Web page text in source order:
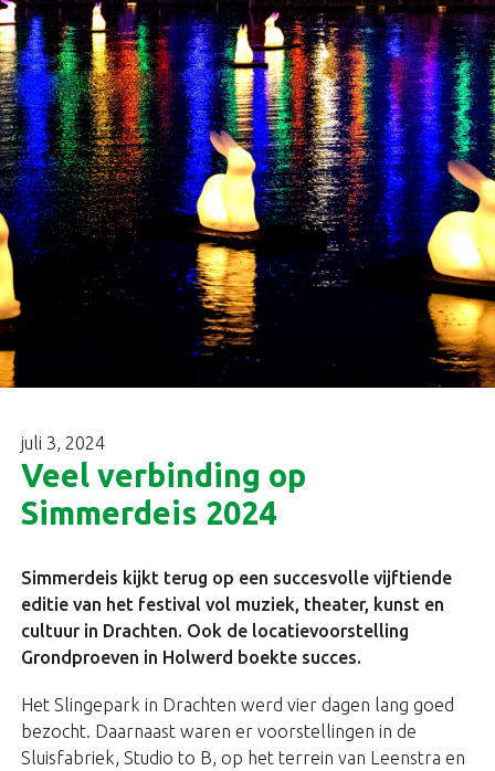
juli 3, 2024
Veel verbinding op
Simmerdeis 2024
Simmerdeis kijkt terug op een succesvolle vijftiende
editie van het festival vol muziek, theater, kunst en
cultuur in Drachten. Ook de locatievoorstelling
Grondproeven in Holwerd boekte succes.
Het Slingepark in Drachten werd vier dagen lang goed
bezocht. Daarnaast waren er voorstellingen in de
Sluisfabriek, Studio to B, op het terrein van Leenstra en